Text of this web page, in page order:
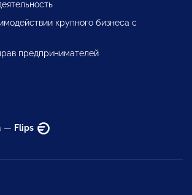
крупного бизнеса с
предпринимателей
— Flips